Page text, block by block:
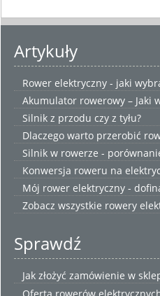
Artykuły
Rower elektryczny - jaki
Akumulator rowerowy – Jaki
Silnik z przodu czy z tyłu?
Dlaczego warto przerobić
Silnik w rowerze -
Konwersja roweru na
Mój rower elektryczny -
Zobacz wszystkie rowery
Sprawdź
Jak złożyć zamówienie w
Oferta rowerów